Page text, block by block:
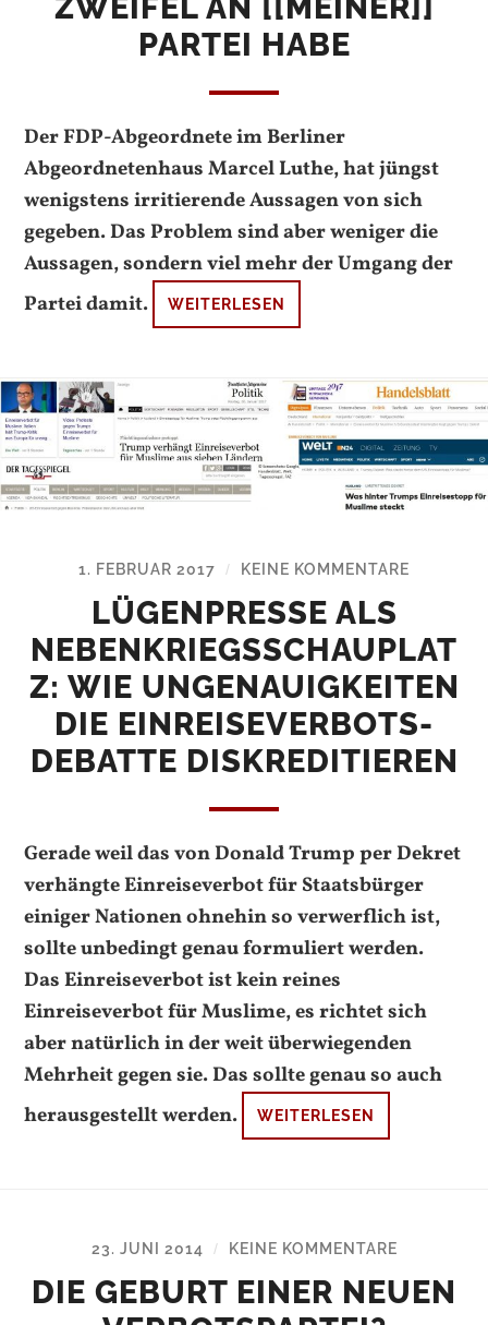
ZWEIFEL AN [[MEINER]]
PARTEI HABE
Der FDP-Abgeordnete im Berliner
Abgeordnetenhaus Marcel Luthe, hat jüngst
wenigstens irritierende Aussagen von sich
gegeben. Das Problem sind aber weniger die
Aussagen, sondern viel mehr der Umgang der
Partei damit.
WEITERLESEN
1. FEBRUAR 2017 / KEINE KOMMENTARE
LÜGENPRESSE ALS
NEBENKRIEGSSCHAUPLAT
Z: WIE UNGENAUIGKEITEN
DIE EINREISEVERBOTS-
DEBATTE DISKREDITIEREN
Gerade weil das von Donald Trump per Dekret
verhängte Einreiseverbot für Staatsbürger
einiger Nationen ohnehin so verwerflich ist,
sollte unbedingt genau formuliert werden.
Das Einreiseverbot ist kein reines
Einreiseverbot für Muslime, es richtet sich
aber natürlich in der weit überwiegenden
Mehrheit gegen sie. Das sollte genau so auch
herausgestellt werden.
WEITERLESEN
23. JUNI 2014 / KEINE KOMMENTARE
DIE GEBURT EINER NEUEN